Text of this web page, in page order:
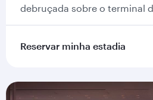
debruçada sobre o terminal
Reservar minha estadia